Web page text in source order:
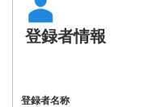
登録者情報
登録者名称